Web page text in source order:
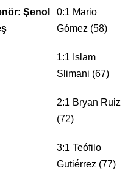
Şenol
0:1 Mario
Gómez (58)
1:1 Islam
Slimani (67)
2:1 Bryan Ruiz
(72)
3:1 Teófilo
Gutiérrez (77)